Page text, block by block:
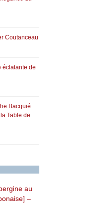
Coutanceau
éclatante de
Bacquié
Table de
au
–